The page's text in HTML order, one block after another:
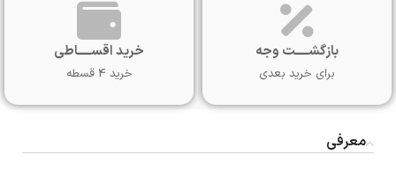
بازگشـــــت وجه
برای خرید بعدی
خرید اقســـــاطی
خرید 4 قسطه
معرفی